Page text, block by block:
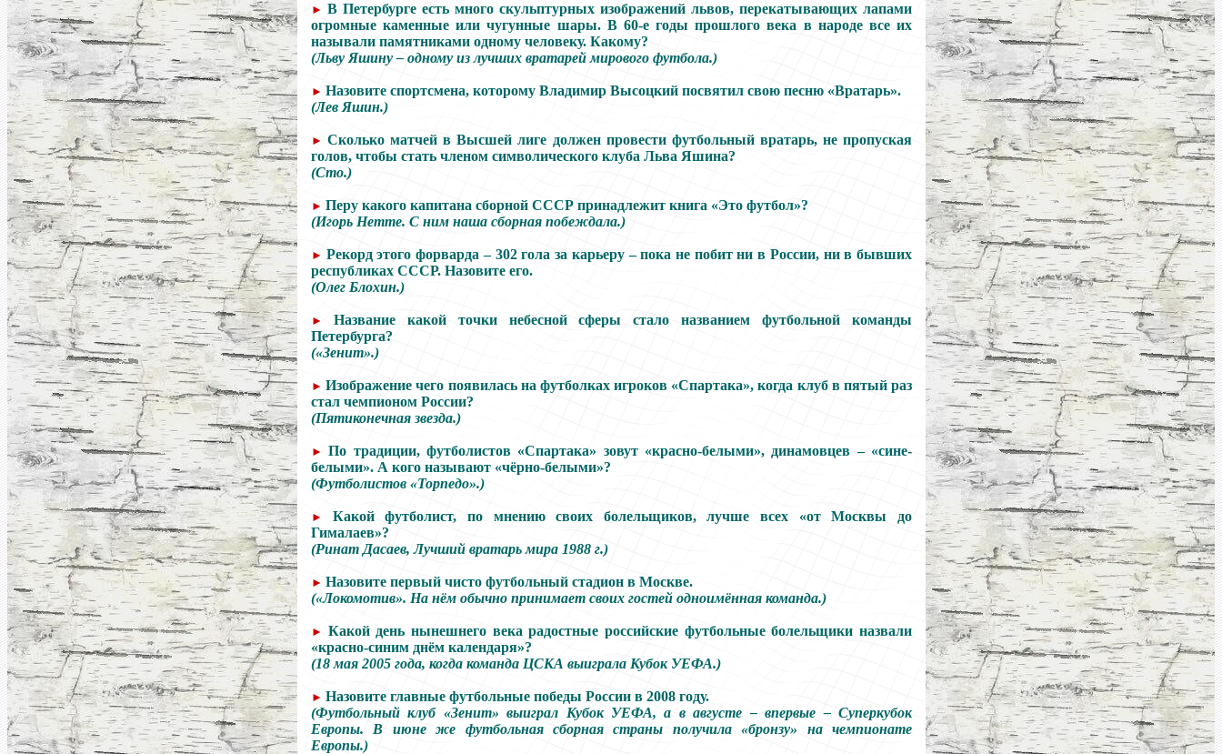
► В Петербурге есть много скульптурных изображений львов, перекатывающих лапами
огромные каменные или чугунные шары. В 60-е годы прошлого века в народе все их
называли памятниками одному человеку. Какому?
(Льву Яшину – одному из лучших вратарей мирового футбола.)
► Назовите спортсмена, которому Владимир Высоцкий посвятил свою песню «Вратарь».
(Лев Яшин.)
► Сколько матчей в Высшей лиге должен провести футбольный вратарь, не пропуская
голов, чтобы стать членом символического клуба Льва Яшина?
(Сто.)
► Перу какого капитана сборной СССР принадлежит книга «Это футбол»?
(Игорь Нетте. С ним наша сборная побеждала.)
► Рекорд этого форварда – 302 гола за карьеру – пока не побит ни в России, ни в бывших
республиках СССР. Назовите его.
(Олег Блохин.)
►
Название какой точки небесной сферы стало названием футбольной команды
Петербурга?
(«Зенит».)
► Изображение чего появилась на футболках игроков «Спартака», когда клуб в пятый раз
стал чемпионом России?
(Пятиконечная звезда.)
►
По традиции, футболистов «Спартака» зовут «красно-белыми», динамовцев – «сине-
белыми». А кого называют «чёрно-белыми»?
(Футболистов «Торпедо».)
►
Какой футболист, по мнению своих болельщиков, лучше всех «от Москвы до
Гималаев»?
(Ринат Дасаев, Лучший вратарь мира 1988 г.)
► Назовите первый чисто футбольный стадион в Москве.
(«Локомотив». На нём обычно принимает своих гостей одноимённая команда.)
► Какой день нынешнего века радостные российские футбольные болельщики назвали
«красно-синим днём календаря»?
(18 мая 2005 года, когда команда ЦСКА выиграла Кубок УЕФА.)
► Назовите главные футбольные победы России в 2008 году.
(Футбольный клуб «Зенит» выиграл Кубок УЕФА, а в августе – впервые – Суперкубок
Европы. В июне же футбольная сборная страны получила «бронзу» на чемпионате
Европы.)